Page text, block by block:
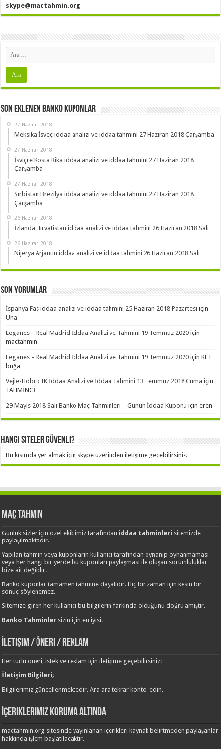
skype@mactahmin.org
Son Eklenen Banko Kuponlar
27 Haziran 2018
Meksika İsveç iddaa analizi ve iddaa tahmini 27 Haziran 2018 Çarşamba
27 Haziran 2018
İsviçre Kosta Rika iddaa analizi ve iddaa tahmini 27 Haziran 2018
Çarşamba
27 Haziran 2018
Sırbistan Brezilya iddaa analizi ve iddaa tahmini 27 Haziran 2018
Çarşamba
26 Haziran 2018
İzlanda Hırvatistan iddaa analizi ve iddaa tahmini 26 Haziran 2018 Salı
26 Haziran 2018
Nijerya Arjantin iddaa analizi ve iddaa tahmini 26 Haziran 2018 Salı
Son Yorumlar
İspanya Fas iddaa analizi ve iddaa tahmini 25 Haziran 2018 Pazartesi için
Una
Leganes – Real Madrid İddaa Analizi ve Tahmini 19 Temmuz 2020 için
mactahmin
Leganes – Real Madrid İddaa Analizi ve Tahmini 19 Temmuz 2020 içinKET
buğa
Vejle-Hobro IK İddaa Analizi ve İddaa Tahmini 13 Temmuz 2018 Cuma için
TAHMİNCİ
29 Mayıs 2018 Salı Banko Maç Tahminleri – Günün İddaa Kuponu içineren
Hangi Siteler Güvenli?
Bu kısımda yer almak için skype üzerinden iletişime geçebilirsiniz.
Maç Tahmin
Günlük sizler için özel ekibimiz tarafından iddaa tahminleri sitemizde
paylaşılmaktadır.
Yapılan tahmin veya kuponların kullanıcı tarafından oynanıp oynanmaması
veya her hangi bir yerde bu kuponları paylaşması ile oluşan sorumluluklar
bize ait değildir.
Banko kuponlar tamamen tahmine dayalıdır. Hiç bir zaman için kesin bir
sonuç söylenemez.
Sitemize giren her kullanıcı bu bilgilerin farkında olduğunu doğrulamıştır.
Banko Tahminler sizin için en iyisi.
İletişim / Öneri / Reklam
Her türlü öneri, istek ve reklam için iletişime geçebilirsiniz:
İletişim Bilgileri;
Bilgilerimiz güncellenmektedir. Ara ara tekrar kontol edin.
İçeriklerimiz Koruma Altında
mactahmin.org sitesinde yayınlanan içerikleri kaynak belirtmeden paylaşanlar
hakkında işlem başlatılacaktır.